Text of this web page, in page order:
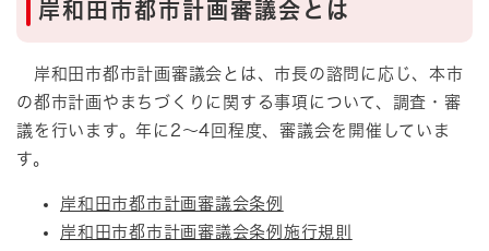
岸和田市都市計画審議会とは
岸和田市都市計画審議会とは、市長の諮問に応じ、本市
の都市計画やまちづくりに関する事項について、調査・審
議を行います。年に2～4回程度、審議会を開催していま
す。
岸和田市都市計画審議会条例
岸和田市都市計画審議会条例施行規則